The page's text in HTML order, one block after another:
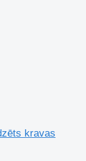
kravas